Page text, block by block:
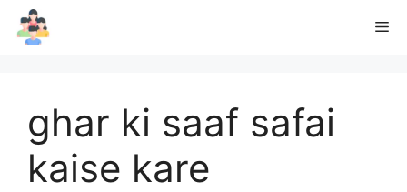
Skip
ghar ki saaf safai
kaise kare